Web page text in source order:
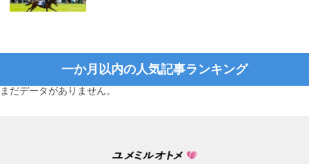
一か月以内の人気記事ランキング
まだデータがありません。